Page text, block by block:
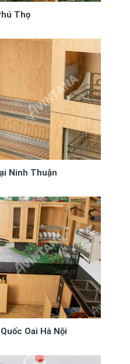
Thọ
Ninh Thuận
Oai Hà Nội